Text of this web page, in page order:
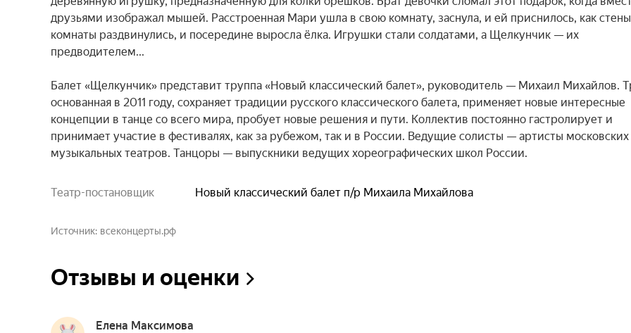
друзьями изображал мышей. Расстроенная Мари ушла в свою комнату, заснула, и ей приснилось, как стены
комнаты раздвинулись, и посередине выросла ёлка. Игрушки стали солдатами, а Щелкунчик — их
предводителем...
Балет «Щелкунчик» представит труппа «Новый классический балет», руководитель — Михаил Михайлов.
основанная в 2011 году, сохраняет традиции русского классического балета, применяет новые интересные
концепции в танце со всего мира, пробует новые решения и пути. Коллектив постоянно гастролирует и
принимает участие в фестивалях, как за рубежом, так и в России. Ведущие солисты — артисты московских
музыкальных театров. Танцоры — выпускники ведущих хореографических школ России.
Театр-постановщик Новый классический балет п/р Михаила Михайлова
Источник всеконцерты.рф
Отзывы и оценки
Елена Максимова